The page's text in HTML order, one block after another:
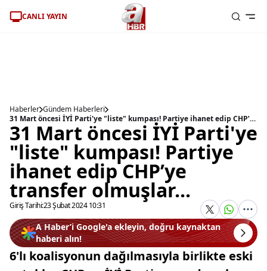
CANLI YAYIN
Haberler Gündem Haberleri
31 Mart öncesi İYİ Parti'ye "liste" kumpası! Partiye ihanet edip CHP’ye transfer olmuşlar...
31 Mart öncesi İYİ Parti'ye
"liste" kumpası! Partiye
ihanet edip CHP’ye
transfer olmuşlar...
Giriş Tarihi:23 Şubat 2024 10:31
A Haber’i Google'a ekleyin, doğru kaynaktan
haberi alın!
6'lı koalisyonun dağılmasıyla birlikte eski